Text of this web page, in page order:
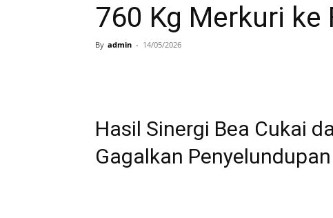
760 Kg Merkuri ke
By admin - 14/05/2026
Hasil Sinergi Bea Cukai
Gagalkan